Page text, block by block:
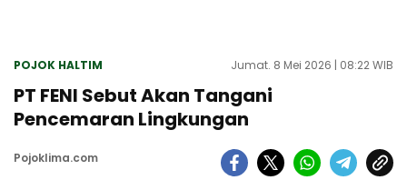
POJOK HALTIM Jumat. 8 Mei 2026 | 08:22 WIB
PT FENI Sebut Akan Tangani
Pencemaran Lingkungan
Pojoklima.com